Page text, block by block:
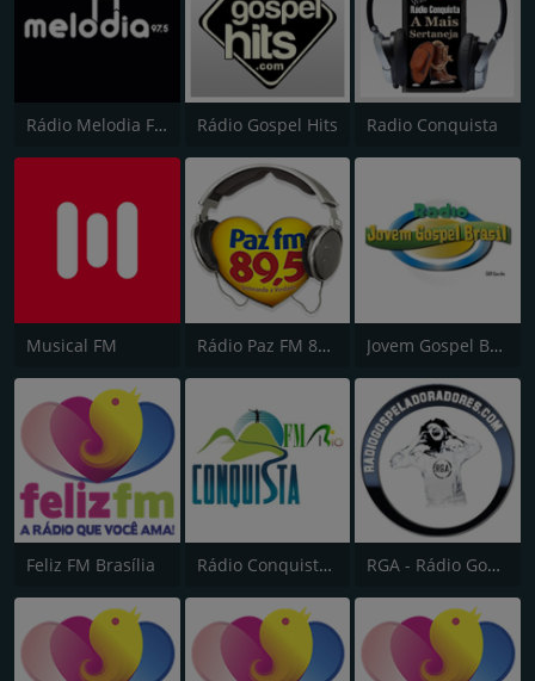
Rádio Melodia FM Rádio Gospel Hits Radio Conquista
Musical FM Rádio Paz FM 89.5 Jovem Gospel Brasil
Feliz FM Brasília Rádio Conquista FM Rio 98.5 RGA - Rádio Gospel Adoradores